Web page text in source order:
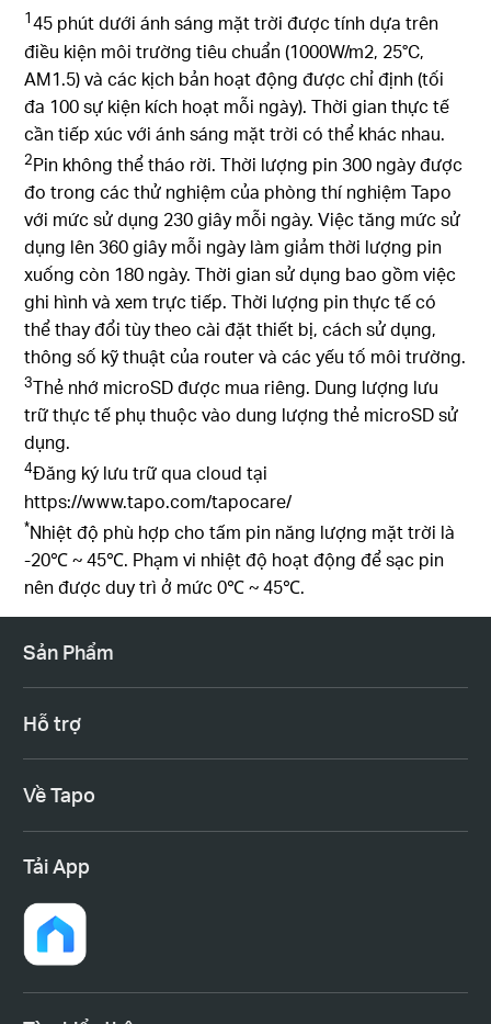
145 phút dưới ánh sáng mặt trời được tính dựa trên
điều kiện môi trường tiêu chuẩn (1000W/m2, 25°C,
AM1.5) và các kịch bản hoạt động được chỉ định (tối
đa 100 sự kiện kích hoạt mỗi ngày). Thời gian thực tế
cần tiếp xúc với ánh sáng mặt trời có thể khác nhau.
2Pin không thể tháo rời. Thời lượng pin 300 ngày được
đo trong các thử nghiệm của phòng thí nghiệm Tapo
với mức sử dụng 230 giây mỗi ngày. Việc tăng mức sử
dụng lên 360 giây mỗi ngày làm giảm thời lượng pin
xuống còn 180 ngày. Thời gian sử dụng bao gồm việc
ghi hình và xem trực tiếp. Thời lượng pin thực tế có
thể thay đổi tùy theo cài đặt thiết bị, cách sử dụng,
thông số kỹ thuật của router và các yếu tố môi trường.
3Thẻ nhớ microSD được mua riêng. Dung lượng lưu
trữ thực tế phụ thuộc vào dung lượng thẻ microSD sử
dụng.
4Đăng ký lưu trữ qua cloud tại
https://www.tapo.com/tapocare/
*Nhiệt độ phù hợp cho tấm pin năng lượng mặt trời là
-20℃ ~ 45℃. Phạm vi nhiệt độ hoạt động để sạc pin
nên được duy trì ở mức 0℃ ~ 45℃.
Sản Phẩm
Hỗ trợ
Về Tapo
Tải App